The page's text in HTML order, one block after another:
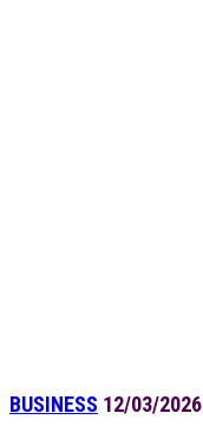
BUSINESS 12/03/2026